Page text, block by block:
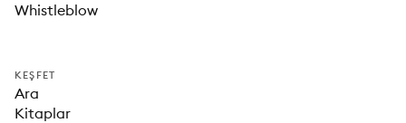
Whistleblow
KEŞFET
Ara
Kitaplar